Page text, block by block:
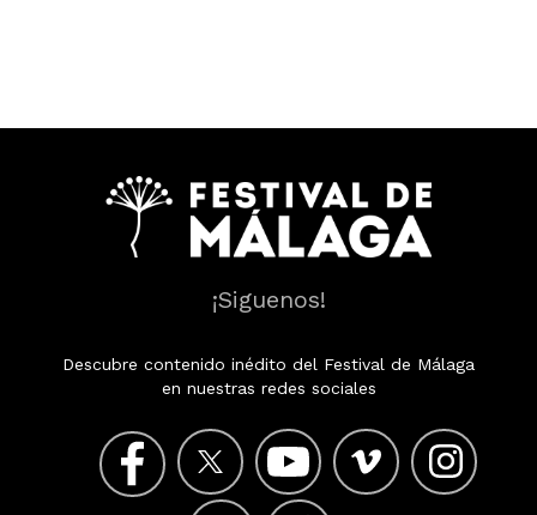
¡Siguenos!
Descubre contenido inédito del Festival de Málaga
en nuestras redes sociales